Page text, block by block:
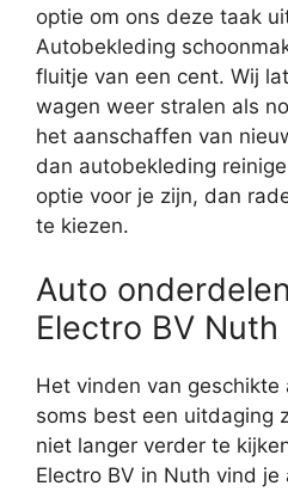
optie om ons deze taak
Autobekleding
fluitje van een cent. Wij
wagen weer stralen als
het aanschaffen van
dan autobekleding
optie voor je zijn, dan
te kiezen.
Auto
Electro BV Nuth
Het vinden van
soms best een uitdaging
niet langer verder te
Electro BV in Nuth vind